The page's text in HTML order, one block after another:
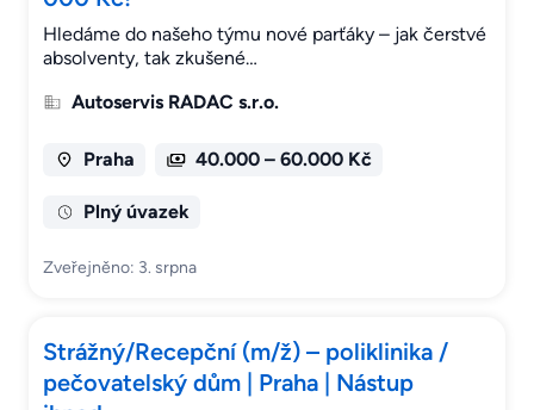
Hledáme do našeho týmu nové parťáky – jak čerstvé
absolventy, tak zkušené…
Autoservis RADAC s.r.o.
Praha 40.000 – 60.000 Kč
Plný úvazek
Zveřejněno: 3. srpna
Strážný/Recepční (m/ž) – poliklinika /
pečovatelský dům | Praha | Nástup